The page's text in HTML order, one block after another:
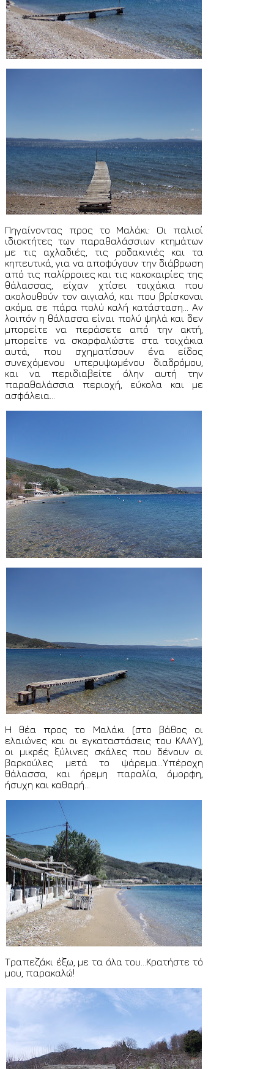
Πηγαίνοντας προς το Μαλάκι: Οι παλιοί
ιδιοκτήτες των παραθαλάσσιων κτημάτων
με τις αχλαδιές, τις ροδακινιές και τα
κηπευτικά, για να αποφύγουν την διάβρωση
από τις παλίρροιες και τις κακοκαιρίες της
θάλασσας, είχαν χτίσει τοιχάκια που
ακολουθούν τον αιγιαλό, και που βρίσκοναι
ακόμα σε πάρα πολύ καλή κατάσταση... Αν
λοιπόν η θάλασσα είναι πολύ ψηλά και δεν
μπορείτε να περάσετε από την ακτή,
μπορείτε να σκαρφαλώστε στα τοιχάκια
αυτά, που σχηματίσουν ένα είδος
συνεχόμενου υπερυψωμένου διαδρόμου,
και να περιδιαβείτε όλην αυτή την
παραθαλάσσια περιοχή, εύκολα και με
ασφάλεια...
Η θέα προς το Μαλάκι (στο βάθος οι
ελαιώνες και οι εγκαταστάσεις του ΚΑΑΥ),
οι μικρές ξύλινες σκάλες που δένουν οι
βαρκούλες μετά το ψάρεμα...Υπέροχη
θάλασσα, και ήρεμη παραλία, όμορφη,
ήσυχη και καθαρή...
Τραπεζάκι έξω, με τα όλα του...Κρατήστε τό
μου, παρακαλώ!